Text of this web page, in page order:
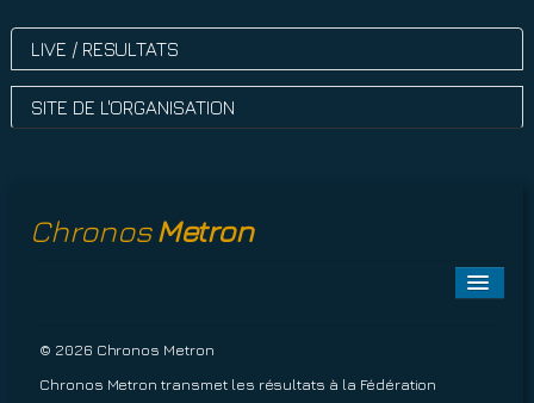
LIVE / RESULTATS
SITE DE L'ORGANISATION
Chronos Metron
Toggle
A PROPOS
Chronos Metron transmet les résultats à la Fédération
© 2026 Chronos Metron